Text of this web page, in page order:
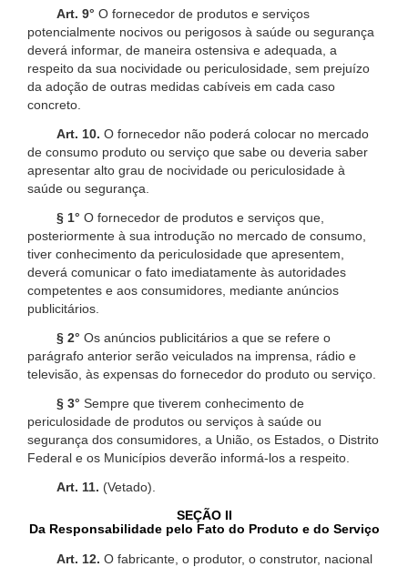
Art. 9° O fornecedor de produtos e serviços
potencialmente nocivos ou perigosos à saúde ou segurança
deverá informar, de maneira ostensiva e adequada, a
respeito da sua nocividade ou periculosidade, sem prejuízo
da adoção de outras medidas cabíveis em cada caso
concreto.
Art. 10. O fornecedor não poderá colocar no mercado
de consumo produto ou serviço que sabe ou deveria saber
apresentar alto grau de nocividade ou periculosidade à
saúde ou segurança.
§ 1° O fornecedor de produtos e serviços que,
posteriormente à sua introdução no mercado de consumo,
tiver conhecimento da periculosidade que apresentem,
deverá comunicar o fato imediatamente às autoridades
competentes e aos consumidores, mediante anúncios
publicitários.
§ 2° Os anúncios publicitários a que se refere o
parágrafo anterior serão veiculados na imprensa, rádio e
televisão, às expensas do fornecedor do produto ou serviço.
§ 3° Sempre que tiverem conhecimento de
periculosidade de produtos ou serviços à saúde ou
segurança dos consumidores, a União, os Estados, o Distrito
Federal e os Municípios deverão informá-los a respeito.
Art. 11. (Vetado).
SEÇÃO II
Da Responsabilidade pelo Fato do Produto e do Serviço
Art. 12. O fabricante, o produtor, o construtor, nacional